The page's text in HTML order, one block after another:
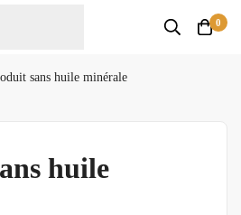
0
sans huile minérale
huile